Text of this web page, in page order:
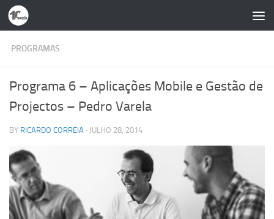
Skip to content
PROGRAMAS
Programa 6 – Aplicações Mobile e Gestão de
Projectos – Pedro Varela
BY RICARDO CORREIA · JULHO 28, 2014